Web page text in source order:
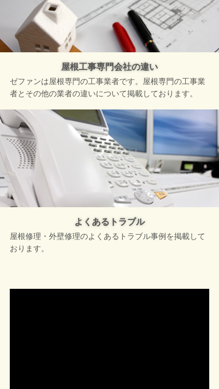
屋根工事専門会社の違い
ゼファンは屋根専門の工事業者です。屋根専門の工事業
者とその他の業者の違いについて掲載しております。
よくあるトラブル
屋根修理・外壁修理のよくあるトラブル事例を掲載して
おります。